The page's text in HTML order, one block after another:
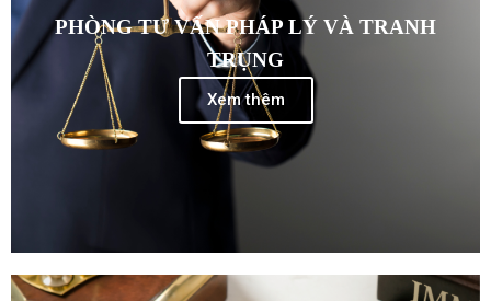
PHÒNG TƯ VẤN PHÁP LÝ VÀ TRANH
TRỤNG
Xem thêm